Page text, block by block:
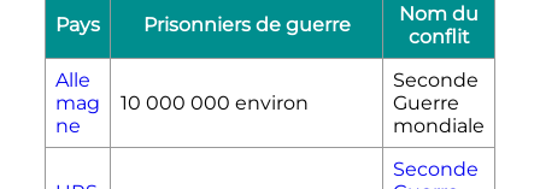
Pays Prisonniers de guerre
Nom du
conflit
Alle
mag
ne
10 000 000 environ
Seconde
Guerre
mondiale
Seconde